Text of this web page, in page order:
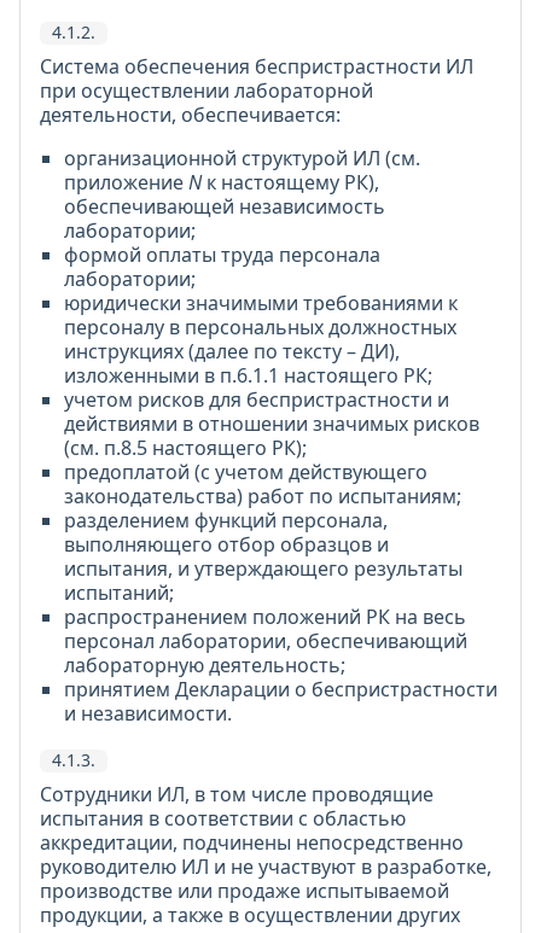
4.1.2.
Система обеспечения беспристрастности ИЛ
при осуществлении лабораторной
деятельности, обеспечивается:
организационной структурой ИЛ (см.
приложениеNк настоящему РК),
обеспечивающей независимость
лаборатории;
формой оплаты труда персонала
лаборатории;
юридически значимыми требованиями к
персоналу в персональных должностных
инструкциях (далее по тексту – ДИ),
изложенными в п.6.1.1 настоящего РК;
учетом рисков для беспристрастности и
действиями в отношении значимых рисков
(см. п.8.5 настоящего РК);
предоплатой (с учетом действующего
законодательства) работ по испытаниям;
разделением функций персонала,
выполняющего отбор образцов и
испытания, и утверждающего результаты
испытаний;
распространением положений РК на весь
персонал лаборатории, обеспечивающий
лабораторную деятельность;
принятием Декларации о беспристрастности
и независимости.
4.1.3.
Сотрудники ИЛ, в том числе проводящие
испытания в соответствии с областью
аккредитации, подчинены непосредственно
руководителю ИЛ и не участвуют в разработке,
производстве или продаже испытываемой
продукции, а также в осуществлении других